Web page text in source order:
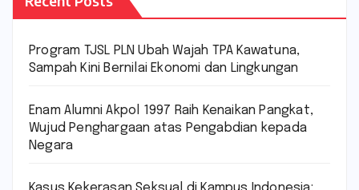
Program TJSL PLN Ubah Wajah TPA Kawatuna,
Sampah Kini Bernilai Ekonomi dan Lingkungan
Enam Alumni Akpol 1997 Raih Kenaikan Pangkat,
Wujud Penghargaan atas Pengabdian kepada
Negara